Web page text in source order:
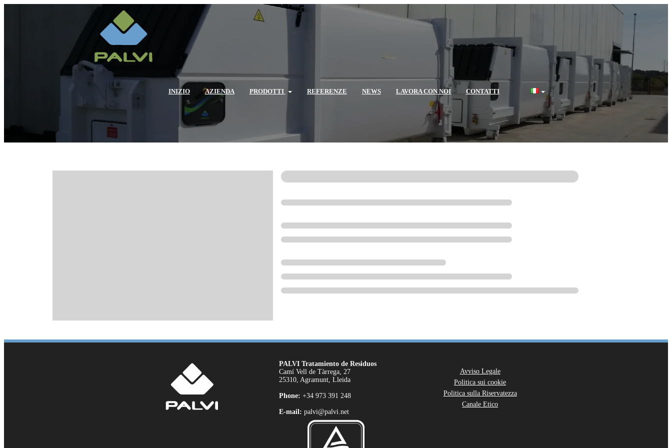
INIZIO AZIENDA PRODOTTI REFERENZE NEWS LAVORA CON NOI CONTATTI
PALVI Tratamiento de Residuos
Camí Vell de Tàrrega, 27
25310, Agramunt, Lleida
Phone: +34 973 391 248
E-mail: palvi@palvi.net
Avviso Legale
Politica sui cookie
Politica sulla Riservatezza
Canale Etico